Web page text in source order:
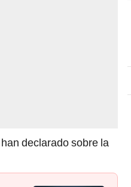
declarado sobre la